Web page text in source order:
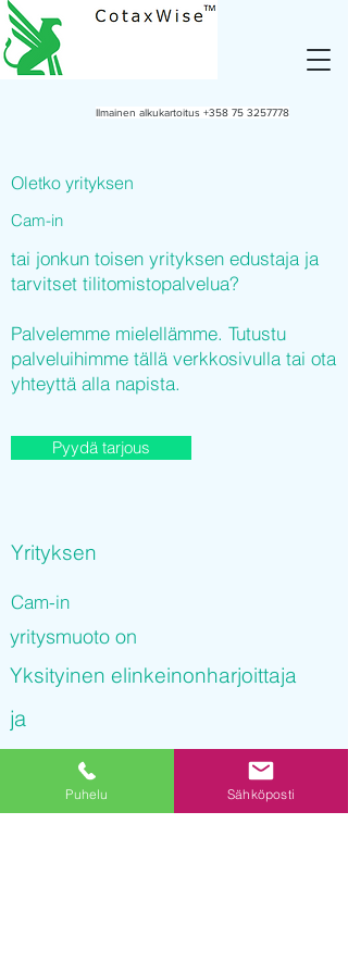
Ilmainen alkukartoitus +358 75 3257778
Oletko yrityksen
Cam-in
tai jonkun toisen yrityksen edustaja ja
tarvitset tilitomistopalvelua?
Palvelemme mielellämme. Tutustu
palveluihimme tällä verkkosivulla tai ota
yhteyttä alla napista.
Pyydä tarjous
Yrityksen
Cam-in
yritysmuoto on
Yksityinen elinkeinonharjoittaja
ja
on rekisteröity kaupparekisteriin
Puhelu Sähköposti